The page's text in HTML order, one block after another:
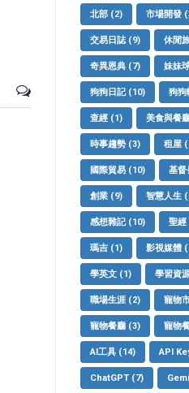
北部 (2) 市場開發
交易日誌 (9) 休閒
奇異恩典 (7) 妹妹
狗狗日記 (10) 狗狗
查經 (1) 美食與餐
時事趨勢 (3) 租屋
國際貿易 (10) 基督
創業 (9) 智慧人生
感想雜記 (10) 聖經
瑪吉 (1) 影視媒體
學英文 (1) 學習資
職場生涯 (2) 寵物
寵物餐廳 (3) 寵物
AI工具 (14) API
ChatGPT (7)